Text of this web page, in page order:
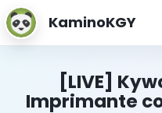
KaminoKGY
[LIVE]
Imprimante